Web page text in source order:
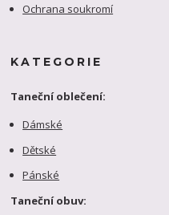
Ochrana soukromí
KATEGORIE
Taneční oblečení:
Dámské
Dětské
Pánské
Taneční obuv: